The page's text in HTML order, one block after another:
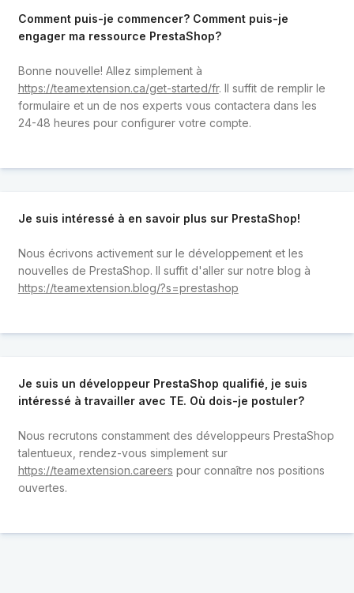
Comment puis-je commencer? Comment puis-je
engager ma ressource PrestaShop?
Bonne nouvelle! Allez simplement à
https://teamextension.ca/get-started/fr. Il suffit de remplir le
formulaire et un de nos experts vous contactera dans les
24-48 heures pour configurer votre compte.
Je suis intéressé à en savoir plus sur PrestaShop!
Nous écrivons activement sur le développement et les
nouvelles de PrestaShop. Il suffit d'aller sur notre blog à
https://teamextension.blog/?s=prestashop
Je suis un développeur PrestaShop qualifié, je suis
intéressé à travailler avec TE. Où dois-je postuler?
Nous recrutons constamment des développeurs PrestaShop
talentueux, rendez-vous simplement sur
https://teamextension.careers pour connaître nos positions
ouvertes.